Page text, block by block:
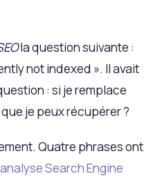
la question suivante :
not indexed ». Il avait
: si je remplace
je peux récupérer ?
Quatre phrases ont
analyse Search Engine